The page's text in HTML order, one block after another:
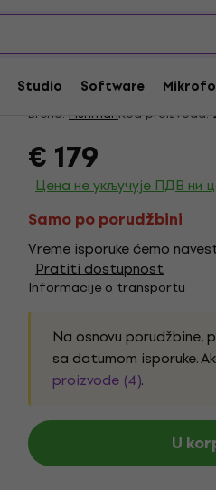
Studio Software
Fishman Platinum
5/5 2 x ocenjeno
Brend: FishmanKod proizvoda:
€ 179
Цена не укључује ПДВ ни
Samo po porudžbini
Vreme isporuke ćemo
Pratiti dostupnost
Informacije o transportu
Na osnovu porudžbine,
sa datumom isporuke.
proizvode (4).
U